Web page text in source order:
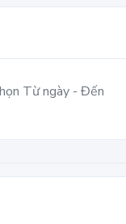
Từ ngày - Đến